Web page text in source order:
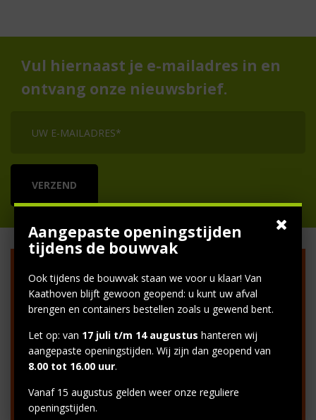
Vul hiernaast je e-mailadres in en
ontvang onze nieuwsbrief.
VAN KAATHOVEN
Postadres
info@vankaathoven.nl
Factuuradres
facturenvankaathovengs@vandalengroep.nl
Aangepaste openingstijden
tijdens de bouwvak
Ook tijdens de bouwvak staan we voor u klaar! Van
Kaathoven blijft gewoon geopend: u kunt uw afval
brengen en containers bestellen zoals u gewend bent.
Let op: van 17 juli t/m 14 augustus hanteren wij
aangepaste openingstijden. Wij zijn dan geopend van
8.00 tot 16.00 uur.
Vanaf 15 augustus gelden weer onze reguliere
openingstijden.